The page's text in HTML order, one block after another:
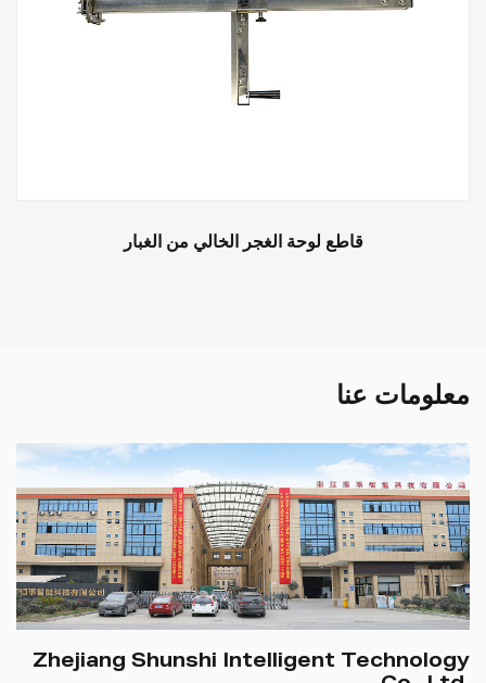
قاطع لوحة الغجر الخالي من الغبار
معلومات عنا
Zhejiang Shunshi Intelligent Technology